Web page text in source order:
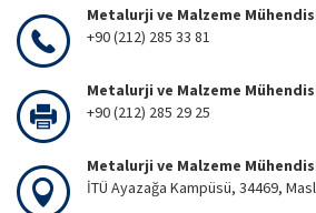
Metalurji ve Malzeme
+90 (212) 285 33 81
Metalurji ve Malzeme
+90 (212) 285 29 25
Metalurji ve Malzeme
İTÜ Ayazağa Kampüsü, 34469,